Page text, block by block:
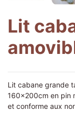
Lit
Lit cabane grande
160x200cm en pin
et conforme aux